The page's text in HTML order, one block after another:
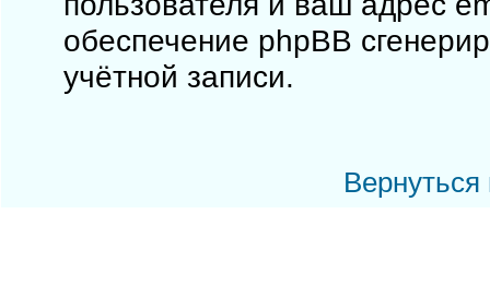
обеспечение phpBB
учётной записи.
Вернуться